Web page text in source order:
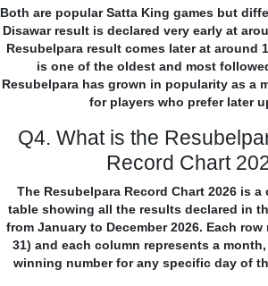
Both are popular Satta King games but
Disawar result is declared very early at
Resubelpara result comes later at around
is one of the oldest and most
Resubelpara has grown in popularity as a
for players who prefer later
Q4. What is the
Record Chart
The Resubelpara Record Chart 2026 is
table showing all the results declared in
from January to December 2026. Each
31) and each column represents a
winning number for any specific day of